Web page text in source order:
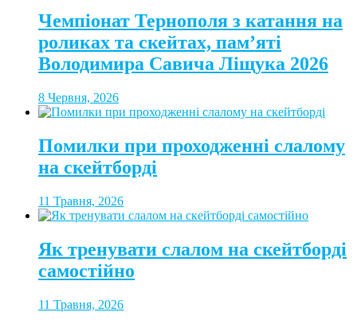
Чемпіонат Тернополя з катання на
роликах та скейтах, пам’яті
Володимира Савича Ліщука 2026
8 Червня, 2026
Помилки при проходженні слалому
на скейтборді
11 Травня, 2026
Як тренувати слалом на скейтборді
самостійно
11 Травня, 2026